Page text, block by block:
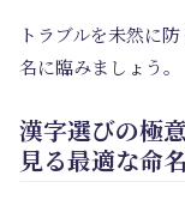
トラブルを未然に
名に臨みましょう。
漢字選びの極
見る最適な命